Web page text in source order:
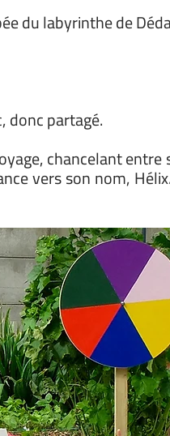
du labyrinthe de
donc partagé.
chancelant
vers son nom,